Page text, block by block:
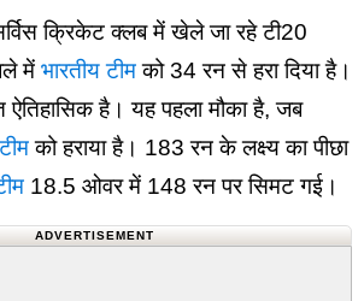
क्रिकेट क्लब में खेले जा रहे टी20
में भारतीय टीमको 34 रन से हरा दिया है।
है। यह पहला मौका है, जब
को हराया है। 183 रन के लक्ष्य का पीछा
18.5 ओवर में 148 रन पर सिमट गई।
ADVERTISEMENT